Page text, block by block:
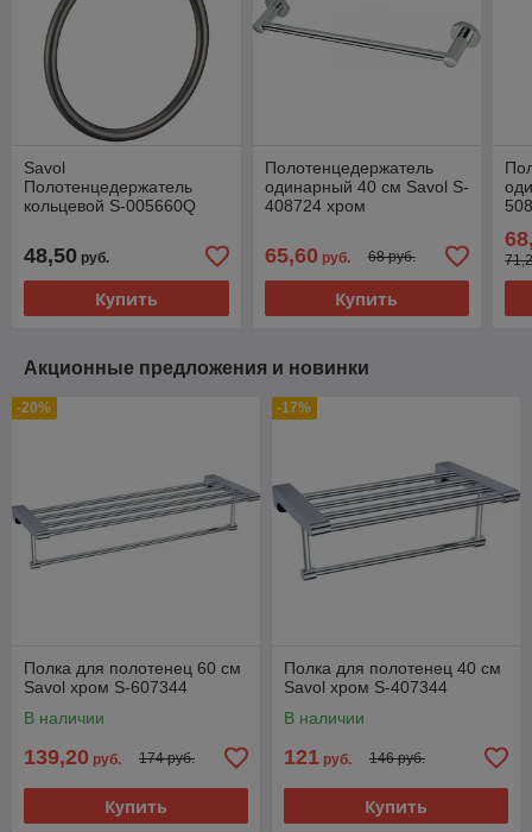
Savol
Полотенцедержатель
кольцевой S-005660Q
48,50 руб.
Купить
Полотенцедержатель
одинарный 40 см Savol S-
408724 хром
65,60 руб. 68 руб.
Купить
Акционные предложения и новинки
-20%
Полка для полотенец 60 см
Savol хром S-607344
В наличии
139,20 руб. 174 руб.
Купить
-17%
Полка для полотенец 40 см
Savol хром S-407344
В наличии
121 руб. 146 руб.
Купить